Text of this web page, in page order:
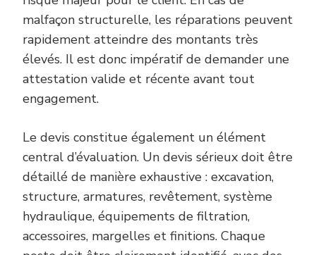
malfaçon structurelle, les réparations peuvent
rapidement atteindre des montants très
élevés. Il est donc impératif de demander une
attestation valide et récente avant tout
engagement.
Le devis constitue également un élément
central d’évaluation. Un devis sérieux doit être
détaillé de manière exhaustive : excavation,
structure, armatures, revêtement, système
hydraulique, équipements de filtration,
accessoires, margelles et finitions. Chaque